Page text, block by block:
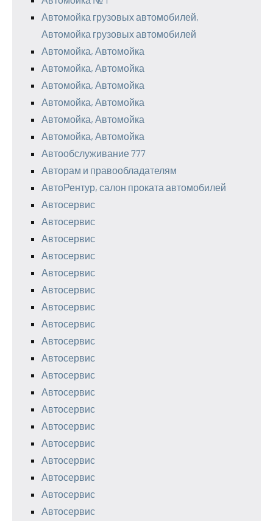
Автомойка грузовых автомобилей,
Автомойка грузовых автомобилей
Автомойка, Автомойка
Автомойка, Автомойка
Автомойка, Автомойка
Автомойка, Автомойка
Автомойка, Автомойка
Автомойка, Автомойка
Автообслуживание 777
Авторам и правообладателям
АвтоРентур, салон проката автомобилей
Автосервис
Автосервис
Автосервис
Автосервис
Автосервис
Автосервис
Автосервис
Автосервис
Автосервис
Автосервис
Автосервис
Автосервис
Автосервис
Автосервис
Автосервис
Автосервис
Автосервис
Автосервис
Автосервис